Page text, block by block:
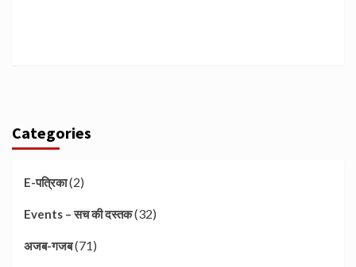
Categories
E-पत्रिका(2)
Events – सच की दस्तक(32)
अजब-गजब(71)